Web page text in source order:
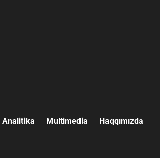
Analitika Multimedia
Haqqımızda